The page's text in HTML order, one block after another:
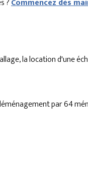
la location d'une
par 64